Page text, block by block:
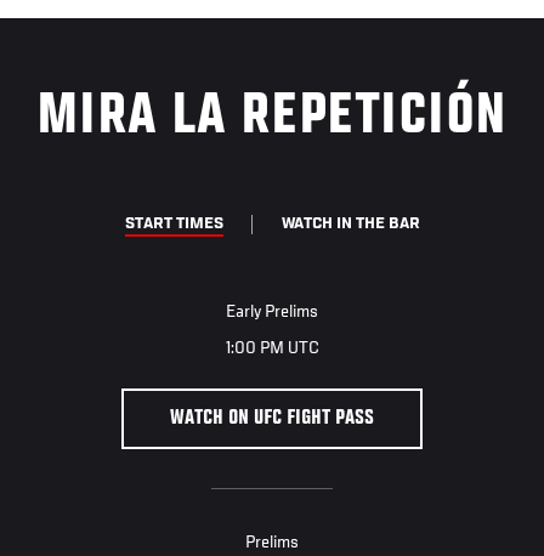
MIRA LA REPETICIÓN
START TIMES WATCH IN THE BAR
Early Prelims
1:00 PM UTC
WATCH ON UFC FIGHT PASS
Prelims